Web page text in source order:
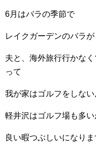
6月はバラの季節で
レイクガーデンのバラが
夫と、海外旅行行かな
って
我が家はゴルフをしな
軽井沢はゴルフ場も多
良い暇つぶしいになりま